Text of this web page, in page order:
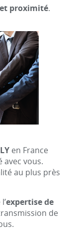
proximité.
en France
vous.
au plus près
expertise de
de